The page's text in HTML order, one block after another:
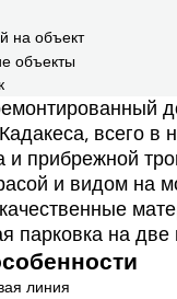
на объект
объекты
всего в
и прибрежной
и видом на
парковка на
линия